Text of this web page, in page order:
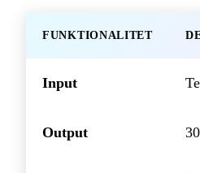
FUNKTIONALITET
Input
Output